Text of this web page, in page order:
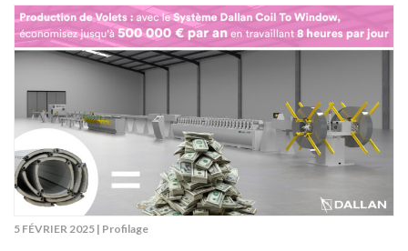
5 FÉVRIER 2025 | Profilage